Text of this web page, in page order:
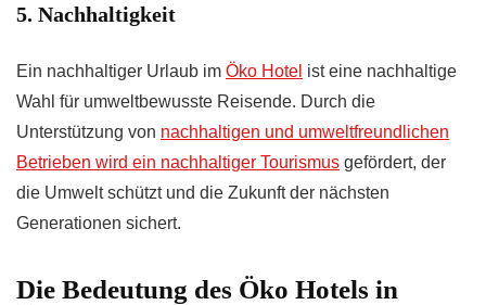
5. Nachhaltigkeit
Ein nachhaltiger Urlaub im Öko Hotel ist eine nachhaltige
Wahl für umweltbewusste Reisende. Durch die
Unterstützung von nachhaltigen und umweltfreundlichen
Betrieben wird ein nachhaltiger Tourismus gefördert, der
die Umwelt schützt und die Zukunft der nächsten
Generationen sichert.
Die Bedeutung des Öko Hotels in